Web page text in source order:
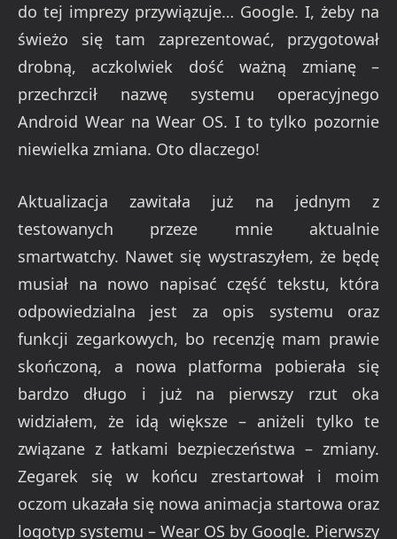
do tej imprezy przywiązuje… Google. I, żeby na
świeżo się tam zaprezentować, przygotował
drobną, aczkolwiek dość ważną zmianę –
przechrzcił nazwę systemu operacyjnego
Android Wear na Wear OS. I to tylko pozornie
niewielka zmiana. Oto dlaczego!
Aktualizacja zawitała już na jednym z
testowanych przeze mnie aktualnie
smartwatchy. Nawet się wystraszyłem, że będę
musiał na nowo napisać część tekstu, która
odpowiedzialna jest za opis systemu oraz
funkcji zegarkowych, bo recenzję mam prawie
skończoną, a nowa platforma pobierała się
bardzo długo i już na pierwszy rzut oka
widziałem, że idą większe – aniżeli tylko te
związane z łatkami bezpieczeństwa – zmiany.
Zegarek się w końcu zrestartował i moim
oczom ukazała się nowa animacja startowa oraz
logotyp systemu – Wear OS by Google. Pierwszy